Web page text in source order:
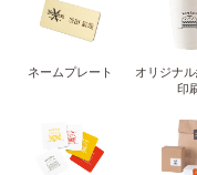
ネームプレート
オリジナ
印